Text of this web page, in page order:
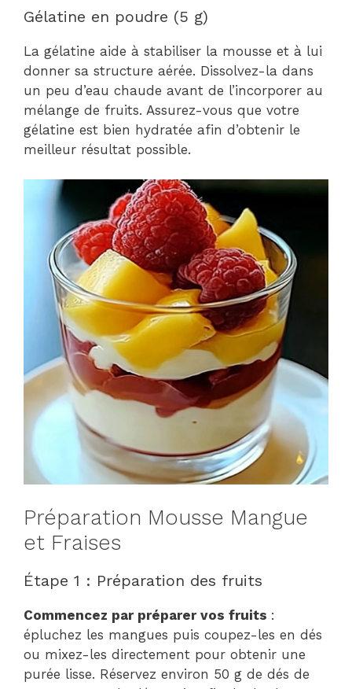
Gélatine en poudre (5 g)
La gélatine aide à stabiliser la mousse et à lui
donner sa structure aérée. Dissolvez-la dans
un peu d’eau chaude avant de l’incorporer au
mélange de fruits. Assurez-vous que votre
gélatine est bien hydratée afin d’obtenir le
meilleur résultat possible.
Préparation Mousse Mangue
et Fraises
Étape 1 : Préparation des fruits
Commencez par préparer vos fruits :
épluchez les mangues puis coupez-les en dés
ou mixez-les directement pour obtenir une
purée lisse. Réservez environ 50 g de dés de